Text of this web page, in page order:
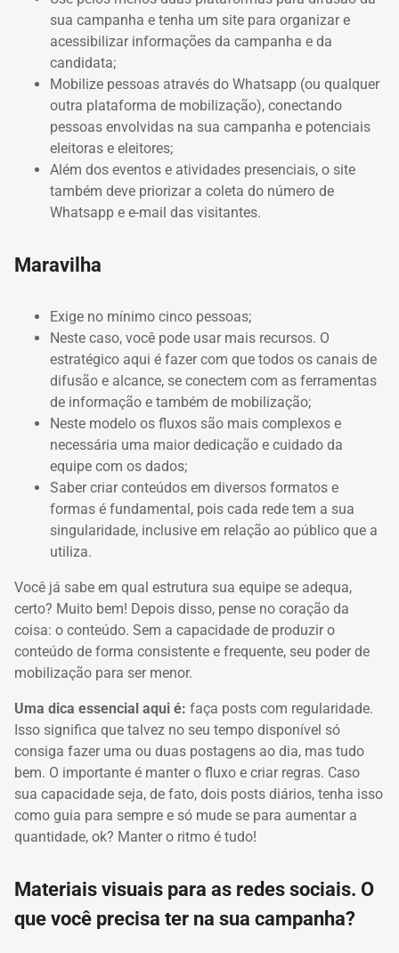
sua campanha e tenha um site para organizar e
acessibilizar informações da campanha e da
candidata;
Mobilize pessoas através do Whatsapp (ou qualquer
outra plataforma de mobilização), conectando
pessoas envolvidas na sua campanha e potenciais
eleitoras e eleitores;
Além dos eventos e atividades presenciais, o site
também deve priorizar a coleta do número de
Whatsapp e e-mail das visitantes.
Maravilha
Exige no mínimo cinco pessoas;
Neste caso, você pode usar mais recursos. O
estratégico aqui é fazer com que todos os canais de
difusão e alcance, se conectem com as ferramentas
de informação e também de mobilização;
Neste modelo os fluxos são mais complexos e
necessária uma maior dedicação e cuidado da
equipe com os dados;
Saber criar conteúdos em diversos formatos e
formas é fundamental, pois cada rede tem a sua
singularidade, inclusive em relação ao público que a
utiliza.
Você já sabe em qual estrutura sua equipe se adequa,
certo? Muito bem! Depois disso, pense no coração da
coisa: o conteúdo. Sem a capacidade de produzir o
conteúdo de forma consistente e frequente, seu poder de
mobilização para ser menor.
Uma dica essencial aqui é: faça posts com regularidade.
Isso significa que talvez no seu tempo disponível só
consiga fazer uma ou duas postagens ao dia, mas tudo
bem. O importante é manter o fluxo e criar regras. Caso
sua capacidade seja, de fato, dois posts diários, tenha isso
como guia para sempre e só mude se para aumentar a
quantidade, ok? Manter o ritmo é tudo!
Materiais visuais para as redes sociais. O
que você precisa ter na sua campanha?